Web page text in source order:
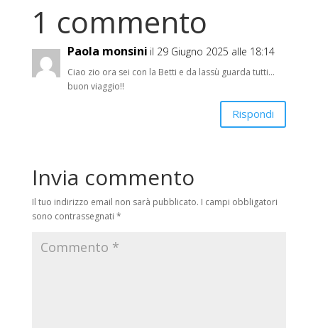
1 commento
Paola monsini il 29 Giugno 2025 alle 18:14
Ciao zio ora sei con la Betti e da lassù guarda tutti…
buon viaggio!!
Rispondi
Invia commento
Il tuo indirizzo email non sarà pubblicato. I campi obbligatori
sono contrassegnati *